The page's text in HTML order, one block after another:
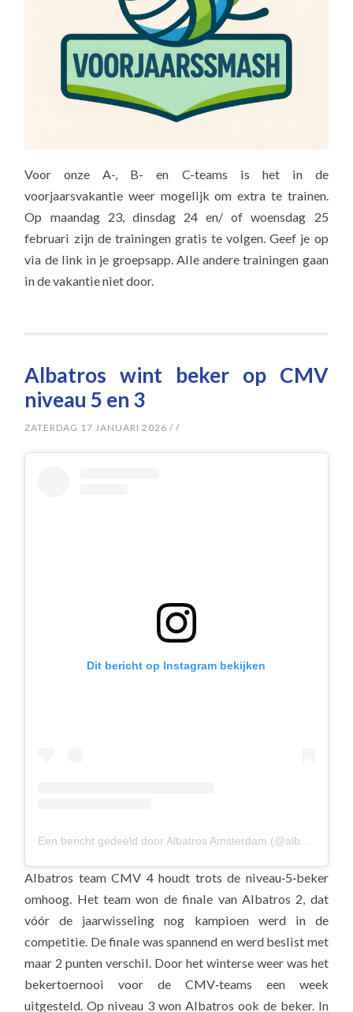
Voor onze A-, B- en C-teams is het in de
voorjaarsvakantie weer mogelijk om extra te trainen.
Op maandag 23, dinsdag 24 en/ of woensdag 25
februari zijn de trainingen gratis te volgen. Geef je op
via de link in je groepsapp. Alle andere trainingen gaan
in de vakantie niet door.
Albatros wint beker op CMV
niveau 5 en 3
ZATERDAG 17 JANUARI 2026 //
Dit bericht op Instagram bekijken
Albatros team CMV 4 houdt trots de niveau‑5‑beker
omhoog. Het team won de finale van Albatros 2, dat
vóór de jaarwisseling nog kampioen werd in de
competitie. De finale was spannend en werd beslist met
maar 2 punten verschil. Door het winterse weer was het
bekertoernooi voor de CMV‑teams een week
uitgesteld. Op niveau 3 won Albatros ook de beker. In